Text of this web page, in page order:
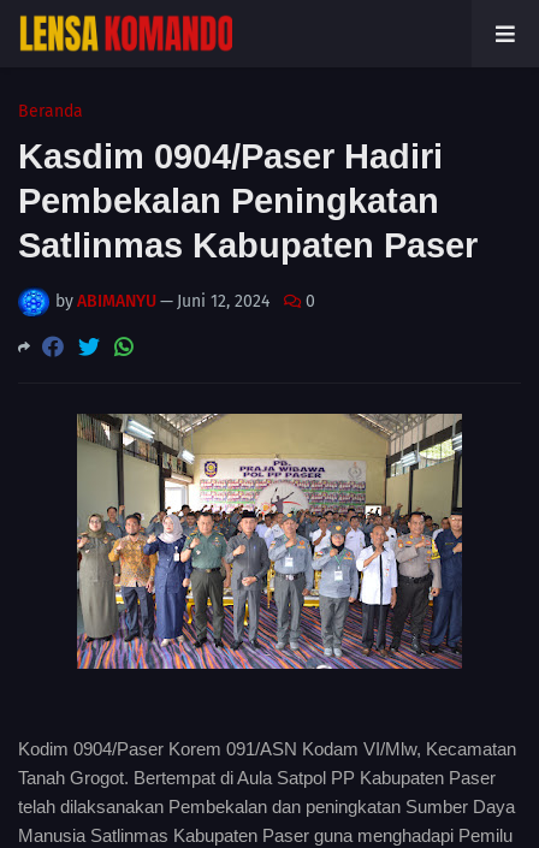
Beranda
Kasdim 0904/Paser Hadiri
Pembekalan Peningkatan
Satlinmas Kabupaten Paser
byABIMANYU— Juni 12, 2024 0
Kodim 0904/Paser Korem 091/ASN Kodam VI/Mlw, Kecamatan
Tanah Grogot. Bertempat di Aula Satpol PP Kabupaten Paser
telah dilaksanakan Pembekalan dan peningkatan Sumber Daya
Manusia Satlinmas Kabupaten Paser guna menghadapi Pemilu